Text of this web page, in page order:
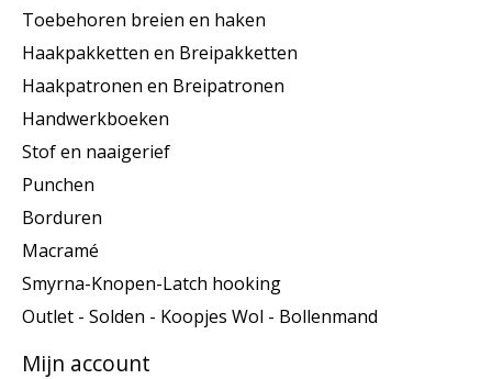
Toebehoren breien en haken
Haakpakketten en Breipakketten
Haakpatronen en Breipatronen
Handwerkboeken
Stof en naaigerief
Punchen
Borduren
Macramé
Smyrna-Knopen-Latch hooking
Outlet - Solden - Koopjes Wol - Bollenmand
Mijn account